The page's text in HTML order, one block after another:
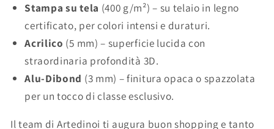
Stampa su tela (400 g/m²) – su telaio in legno
certificato, per colori intensi e duraturi.
Acrilico (5 mm) – superficie lucida con
straordinaria profondità 3D.
Alu-Dibond (3 mm) – finitura opaca o spazzolata
per un tocco di classe esclusivo.
Il team di Artedinoi ti augura buon shopping e tanto